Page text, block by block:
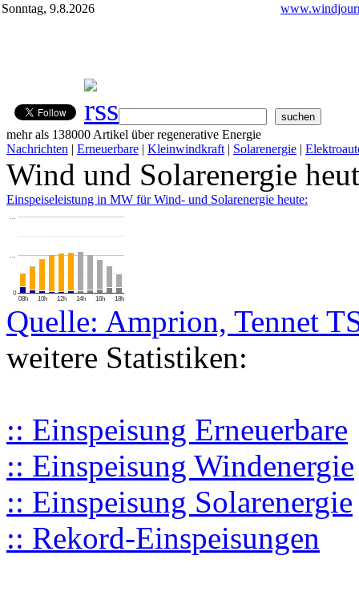
Sonntag, 9.8.2026
mehr als 138000 Artikel über regenerative Energie
Nachrichten | Erneuerbare | Kleinwindkraft | Solarenergie |
Wind und Solarenergie
Einspeiseleistung in MW für Wind- und Solarenergie heute:
08h 10h 12h 14h 16h 18h
0
…
…
Quelle: Amprion, Tennet
weitere Statistiken:
:: Einspeisung Erneuerbare
:: Einspeisung Windenergie
:: Einspeisung Solarenergie
:: Rekord-Einspeisungen